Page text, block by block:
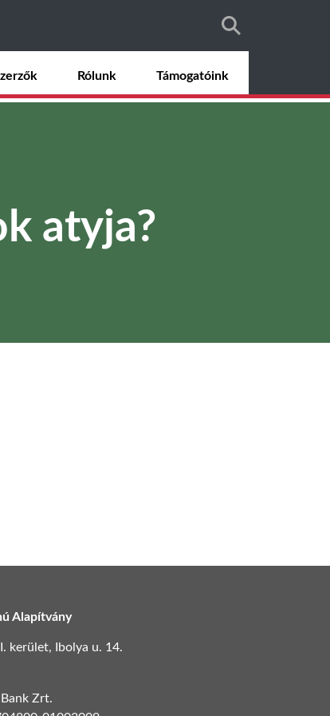
Rólunk Támogatóink
atyja?
Alapítvány
kerület, Ibolya u. 14.
Zrt.